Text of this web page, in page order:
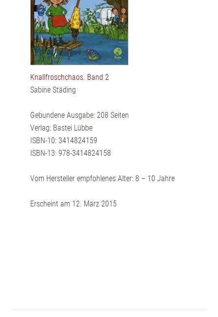
Knallfroschchaos. Band 2
Sabine Städing
Gebundene Ausgabe: 208 Seiten
Verlag: Bastei Lübbe
ISBN-10: 3414824159
ISBN-13: 978-3414824158
Vom Hersteller empfohlenes Alter: 8 – 10 Jahre
Erscheint am 12. März 2015